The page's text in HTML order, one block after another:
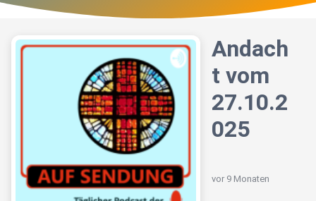
Andach
t vom
27.10.2
025
vor 9 Monaten